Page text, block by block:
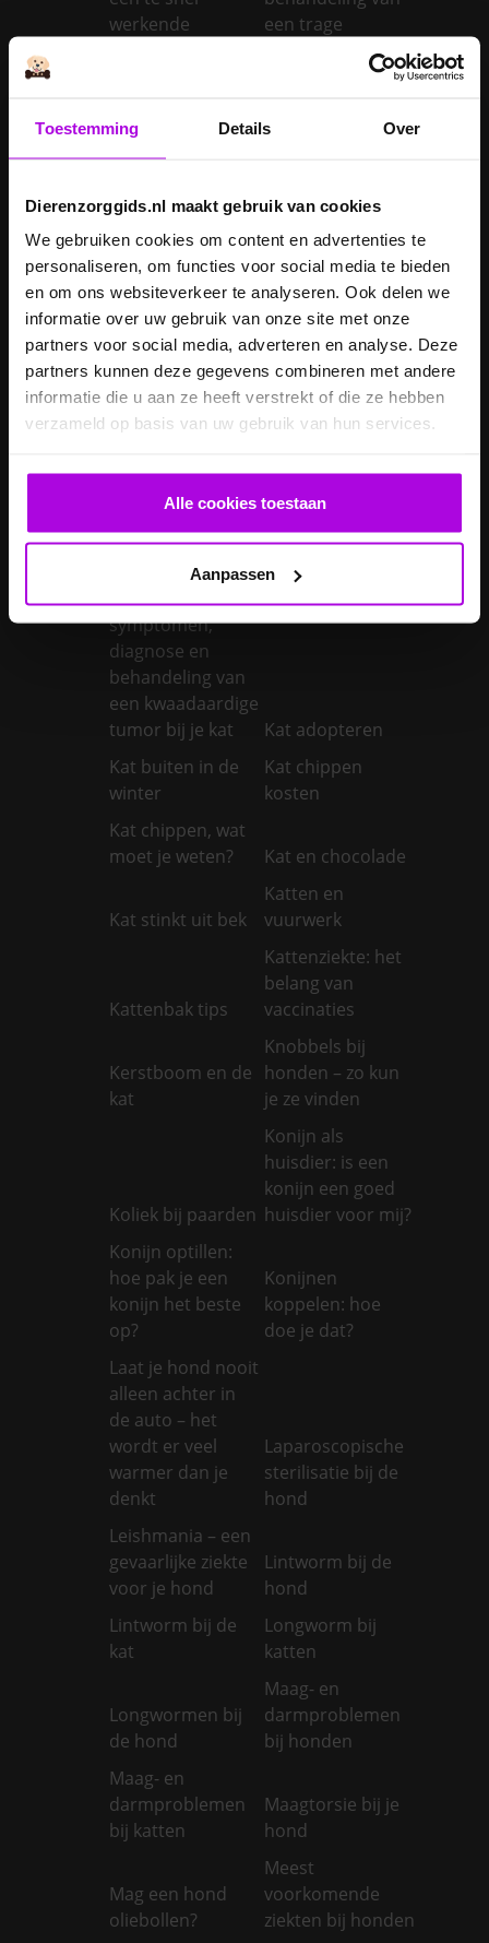
Toestemming Details Over
Dierenzorggids.nl maakt gebruik van cookies
We gebruiken cookies om content en advertenties te
personaliseren, om functies voor social media te bieden
en om ons websiteverkeer te analyseren. Ook delen we
informatie over uw gebruik van onze site met onze
partners voor social media, adverteren en analyse. Deze
partners kunnen deze gegevens combineren met andere
informatie die u aan ze heeft verstrekt of die ze hebben
verzameld op basis van uw gebruik van hun services.
Alle cookies toestaan
Aanpassen
werkende
een trage
Inentingen hond
Is een kerstboom
honden?
Je cavia verzorgen diarree
Je hond wordt
geopereerd – wat
kan je
verwachten?
Je kat naar een
pension brengen
Je kat wordt
geopereerd – wat
kan je
verwachten?
Je kater laten
castreren
Je konijn laten
castreren
Je konijn laten
steriliseren
Je konijnen
Kanker bij katten:
symptomen,
diagnose en
behandeling van
een kwaadaardige
tumor bij je kat
Kat adopteren
Kat buiten in de
winter
Kat chippen
kosten
Kat chippen, wat
moet je weten?
Kat en chocolade
Kat stinkt uit bek
Katten en
vuurwerk
Kattenbak tips
Kattenziekte: het
belang van
vaccinaties
Kerstboom en de
kat
Knobbels bij
honden – zo kun
je ze vinden
Koliek bij paarden
Konijn als
huisdier: is een
konijn een goed
huisdier voor mij?
Konijn optillen:
hoe pak je een
konijn het beste
op?
Konijnen
koppelen: hoe
doe je dat?
Laat je hond nooit
alleen achter in
de auto – het
wordt er veel
warmer dan je
denkt
Laparoscopische
sterilisatie bij de
hond
Leishmania – een
gevaarlijke ziekte
voor je hond
Lintworm bij de
hond
Lintworm bij de
kat
Longworm bij
katten
Longwormen bij
de hond
Maag- en
darmproblemen
bij honden
Maag- en
darmproblemen
bij katten
Maagtorsie bij je
hond
Mag een hond
oliebollen?
Meest
voorkomende
ziekten bij honden